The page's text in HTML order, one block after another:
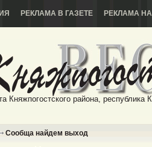
РЕКЛАМА В ГАЗЕТЕ РЕКЛАМА
Княжпогостского района, республика
Сообща найдем выход